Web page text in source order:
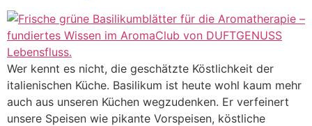
Wer kennt es nicht, die geschätzte Köstlichkeit der
italienischen Küche. Basilikum ist heute wohl kaum mehr
auch aus unseren Küchen wegzudenken. Er verfeinert
unsere Speisen wie pikante Vorspeisen, köstliche